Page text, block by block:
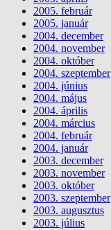
2005. február
2005. január
2004. december
2004. november
2004. október
2004. szeptember
2004. június
2004. május
2004. április
2004. március
2004. február
2004. január
2003. december
2003. november
2003. október
2003. szeptember
2003. augusztus
2003. július